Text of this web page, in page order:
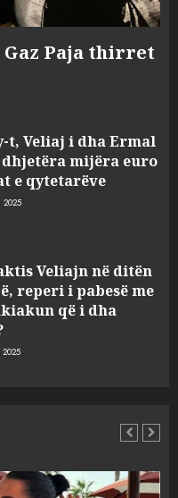
Paja thirret
t, Veliaj i dha Ermal
mijëra euro
e qytetarëve
2025
Veliajn në ditën
reperi i pabesë me
që i dha
2025
Albania”,
A u vodhën